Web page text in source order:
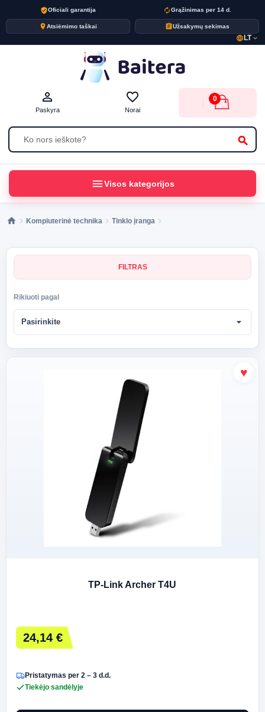
verified_userOficiali garantija autorenewGrąžinimas per 14 d.
placeAtsiėmimo taškai assignmentUžsakymų sekimas
language LTexpand_more
search
person_outline
Paskyra
favorite_border
Norai
0
menuVisos kategorijos
Kompiuterinė technika Tinklo įranga
FILTRAS
Rikiuoti pagal
Pasirinkite arrow_drop_down
TP-Link Archer T4U
24,14 €
Pristatymas per 2 – 3 d.d.
Tiekėjo sandėlyje